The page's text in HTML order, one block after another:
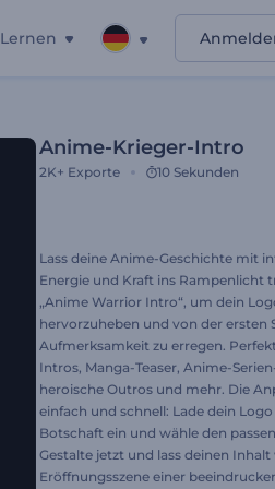
Lernen
Anime-Krieger-Intro
2K+ Exporte 10 Sekunden
Lass deine Anime-Geschichte mit
Energie und Kraft ins Rampenlicht
„Anime Warrior Intro“, um dein
hervorzuheben und von der ersten
Aufmerksamkeit zu erregen.
Intros, Manga-Teaser, Anime-
heroische Outros und mehr. Die
einfach und schnell: Lade dein
Botschaft ein und wähle den
Gestalte jetzt und lass deinen Inhalt
Eröffnungsszene einer